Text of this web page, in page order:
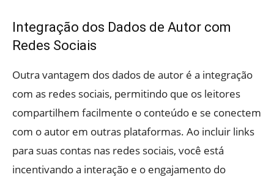
Integração dos Dados de Autor com
Redes Sociais
Outra vantagem dos dados de autor é a integração
com as redes sociais, permitindo que os leitores
compartilhem facilmente o conteúdo e se conectem
com o autor em outras plataformas. Ao incluir links
para suas contas nas redes sociais, você está
incentivando a interação e o engajamento do